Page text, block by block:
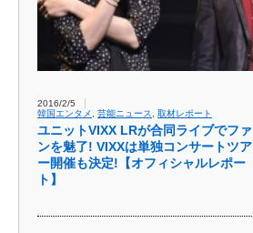
2016/2/5
韓国エンタメ
芸能ニュース 取材レポート
ユニットVIXX LRが合同ライブでファ
ンを魅了! VIXXは単独コンサートツア
ー開催も決定​!【オフィシャルレポー
ト】